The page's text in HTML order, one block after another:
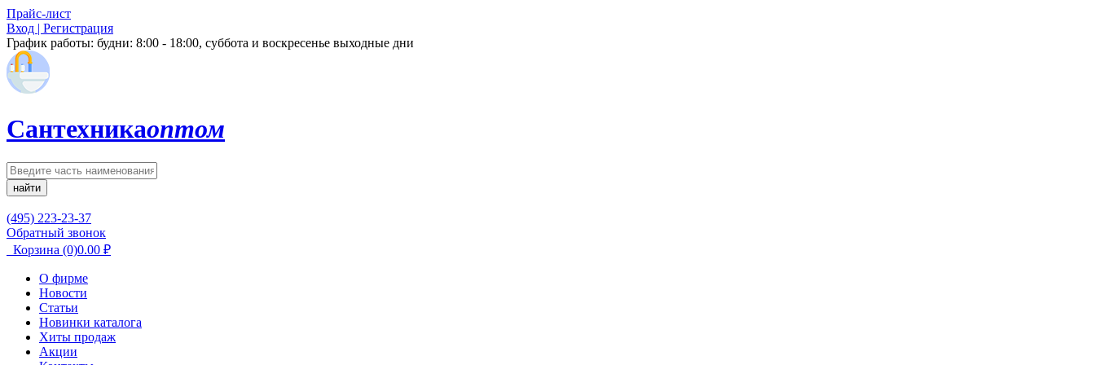
Прайс-лист
Вход | Регистрация
График работы: будни: 8:00 - 18:00, суббота и воскресенье выходные дни
Сантехникаоптом
найти
(495) 223-23-37
Обратный звонок
Корзина (0)0.00 ₽
О фирме
Новости
Статьи
Новинки каталога
Хиты продаж
Акции